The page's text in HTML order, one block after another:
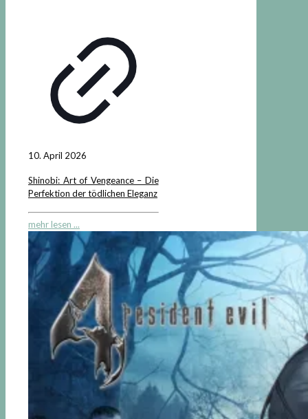
10. April 2026
Shinobi: Art of Vengeance – Die
Perfektion der tödlichen Eleganz
mehr lesen ...